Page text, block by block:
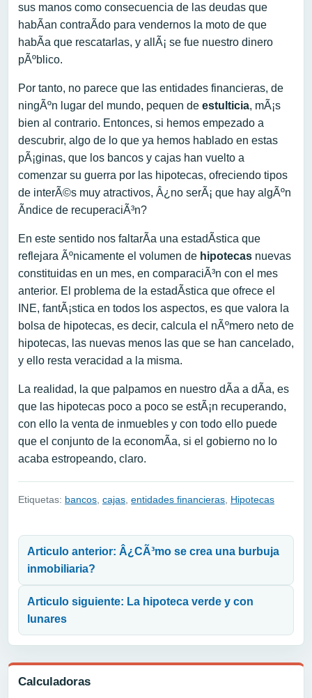
Calculadoras
sus manos como consecuencia de las deudas que
habÃ­an contraÃ­do para vendernos la moto de que
habÃ­a que rescatarlas, y allÃ¡ se fue nuestro dinero
pÃºblico.
Por tanto, no parece que las entidades financieras, de
ningÃºn lugar del mundo, pequen de estulticia, mÃ¡s
bien al contrario. Entonces, si hemos empezado a
descubrir, algo de lo que ya hemos hablado en estas
pÃ¡ginas, que los bancos y cajas han vuelto a
comenzar su guerra por las hipotecas, ofreciendo tipos
de interÃ©s muy atractivos, Â¿no serÃ¡ que hay algÃºn
Ã­ndice de recuperaciÃ³n?
En este sentido nos faltarÃ­a una estadÃ­stica que
reflejara Ãºnicamente el volumen de hipotecas nuevas
constituidas en un mes, en comparaciÃ³n con el mes
anterior. El problema de la estadÃ­stica que ofrece el
INE, fantÃ¡stica en todos los aspectos, es que valora la
bolsa de hipotecas, es decir, calcula el nÃºmero neto de
hipotecas, las nuevas menos las que se han cancelado,
y ello resta veracidad a la misma.
La realidad, la que palpamos en nuestro dÃ­a a dÃ­a, es
que las hipotecas poco a poco se estÃ¡n recuperando,
con ello la venta de inmuebles y con todo ello puede
que el conjunto de la economÃ­a, si el gobierno no lo
acaba estropeando, claro.
Etiquetas: bancos cajas entidades financieras Hipotecas
Articulo anterior: Â¿CÃ³mo se crea una burbuja
inmobiliaria?
Articulo siguiente: La hipoteca verde y con
lunares